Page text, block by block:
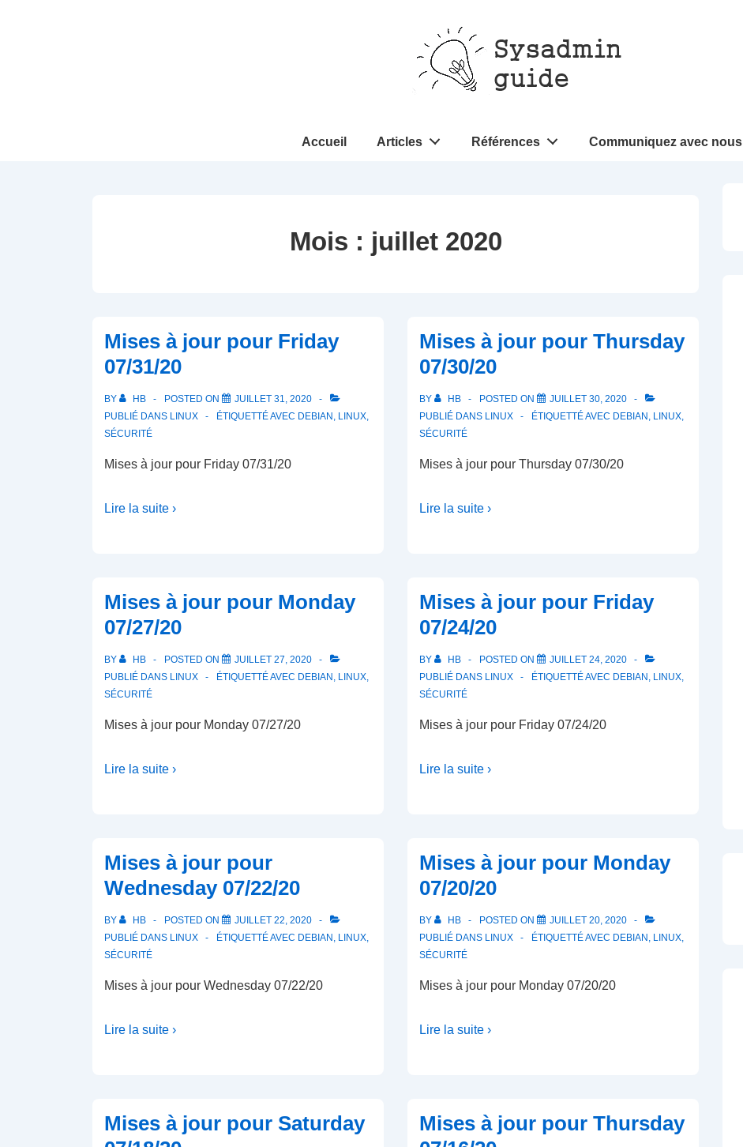
Main
Accueil Articles Références Communiquez avec nous
Mois : juillet 2020
Mises à jour pour Friday
07/31/20
BY HB POSTED ON
JUILLET 31, 2020
PUBLIÉ DANS LINUX ÉTIQUETTÉ AVEC DEBIAN , LINUX,
SÉCURITÉ
Mises à jour pour Friday 07/31/20
Lire la suite ›
Mises à jour pour Thursday
07/30/20
BY HB POSTED ON
JUILLET 30, 2020
PUBLIÉ DANS LINUX ÉTIQUETTÉ AVEC DEBIAN , LINUX,
SÉCURITÉ
Mises à jour pour Thursday 07/30/20
Lire la suite ›
Mises à jour pour Monday
07/27/20
BY HB POSTED ON
JUILLET 27, 2020
PUBLIÉ DANS LINUX ÉTIQUETTÉ AVEC DEBIAN , LINUX,
SÉCURITÉ
Mises à jour pour Monday 07/27/20
Lire la suite ›
Mises à jour pour Friday
07/24/20
BY HB POSTED ON
JUILLET 24, 2020
PUBLIÉ DANS LINUX ÉTIQUETTÉ AVEC DEBIAN , LINUX,
SÉCURITÉ
Mises à jour pour Friday 07/24/20
Lire la suite ›
Mises à jour pour
Wednesday 07/22/20
BY HB POSTED ON
JUILLET 22, 2020
PUBLIÉ DANS LINUX ÉTIQUETTÉ AVEC DEBIAN , LINUX,
SÉCURITÉ
Mises à jour pour Wednesday 07/22/20
Lire la suite ›
Mises à jour pour Monday
07/20/20
BY HB POSTED ON
JUILLET 20, 2020
PUBLIÉ DANS LINUX ÉTIQUETTÉ AVEC DEBIAN , LINUX,
SÉCURITÉ
Mises à jour pour Monday 07/20/20
Lire la suite ›
Mises à jour pour Saturday
Mises à jour pour Thursday